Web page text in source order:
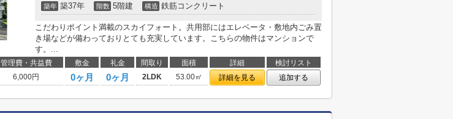
築年 築37年 階数 5階建 構造 鉄筋コンクリート
こだわりポイント満載のスカイフォート。共用部にはエレベータ・敷地内ごみ置
き場などが備わっておりとても充実しています。こちらの物件はマンションで
す。...
管理費・共益費 敷金 礼金 間取り 面積 詳細
検討リスト
6,000円 0ヶ月 0ヶ月 2LDK 53.00㎡ 詳細を見る 追加する